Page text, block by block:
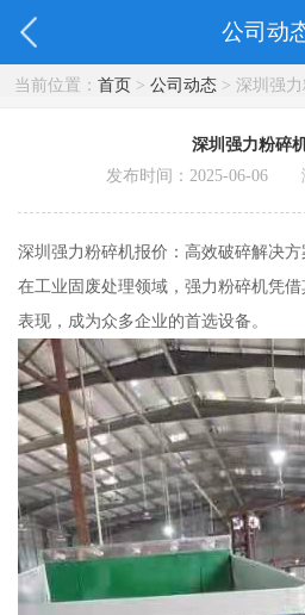
公司动
当前位置： 首页> 公司动态> 深圳强力
深圳强力粉碎
发布时间：2025-06-06
深圳强力粉碎机报价：高效破碎解决
在工业固废处理领域，强力粉碎机凭
表现，成为众多企业的首选设备。